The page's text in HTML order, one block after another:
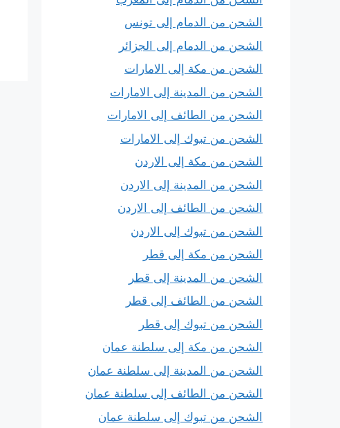
الشحن من الدمام إلى تونس
الشحن من الدمام إلى الجزائر
الشحن من مكة إلى الامارات
الشحن من المدينة إلى الامارات
الشحن من الطائف إلى الامارات
الشحن من تبوك إلى الامارات
الشحن من مكة إلى الاردن
الشحن من المدينة إلى الاردن
الشحن من الطائف إلى الاردن
الشحن من تبوك إلى الاردن
الشحن من مكة إلى قطر
الشحن من المدينة إلى قطر
الشحن من الطائف إلى قطر
الشحن من تبوك إلى قطر
الشحن من مكة إلى سلطنة عمان
الشحن من المدينة إلى سلطنة عمان
الشحن من الطائف إلى سلطنة عمان
الشحن من تبوك إلى سلطنة عمان